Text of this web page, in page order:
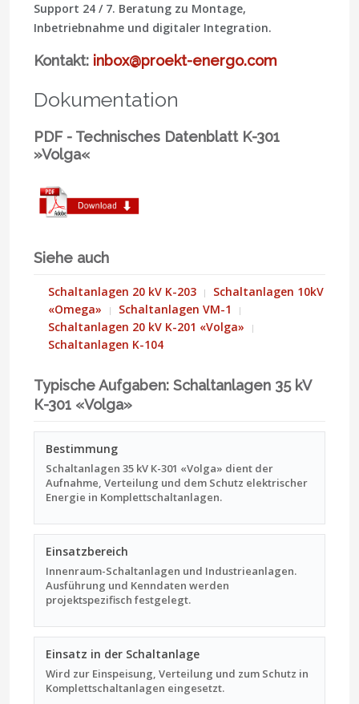
Support 24 / 7. Beratung zu Montage,
Inbetriebnahme und digitaler Integration.
Kontakt: inbox@proekt-energo.com
Dokumentation
PDF - Technisches Datenblatt K-301
»Volga«
Siehe auch
Schaltanlagen 20 kV K-203
Schaltanlagen 10kV
«Omega»
Schaltanlagen VM-1
Schaltanlagen 20 kV K-201 «Volga»
Schaltanlagen K-104
Typische Aufgaben: Schaltanlagen 35 kV
К-301 «Volga»
Bestimmung
Schaltanlagen 35 kV К-301 «Volga» dient der
Aufnahme, Verteilung und dem Schutz elektrischer
Energie in Komplettschaltanlagen.
Einsatzbereich
Innenraum-Schaltanlagen und Industrieanlagen.
Ausführung und Kenndaten werden
projektspezifisch festgelegt.
Einsatz in der Schaltanlage
Wird zur Einspeisung, Verteilung und zum Schutz in
Komplettschaltanlagen eingesetzt.